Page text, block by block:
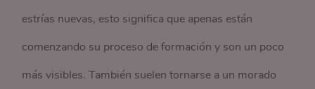
estrías nuevas, esto significa que apenas están
comenzando su proceso de formación y son un poco
más visibles. También suelen tornarse a un morado